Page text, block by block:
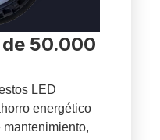
50.000
LED
energético